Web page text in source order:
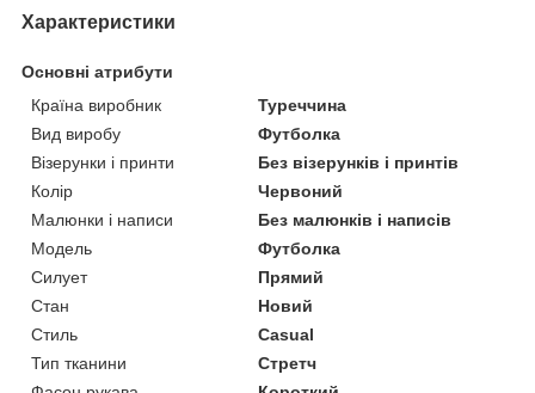
Характеристики
Основні атрибути
Країна виробник
Туреччина
Вид виробу
Футболка
Візерунки і принти
Без візерунків і принтів
Колір
Червоний
Малюнки і написи
Без малюнків і написів
Модель
Футболка
Силует
Прямий
Стан
Новий
Стиль
Casual
Тип тканини
Стретч